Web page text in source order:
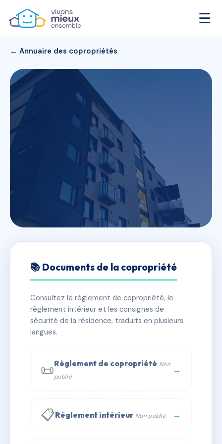
☰
← Annuaire des copropriétés
L'ESPLANADE DES OLIVIERS
✓ Immatriculée 🏠 31 lots 🏗 1 bâtiment(s)
📞 Contacter Syndic Digital
📚 Documents de la copropriété
Consultez le règlement de copropriété, le
règlement intérieur et les consignes de
sécurité de la résidence, traduits en plusieurs
langues.
📜Règlement de copropriété Non
publié
→
📋Règlement intérieur Non publié →